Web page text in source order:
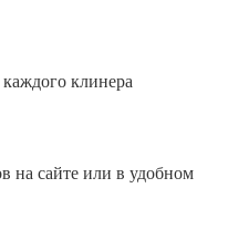
клинера
на сайте или в удобном